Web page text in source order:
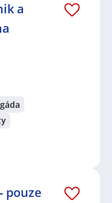
a
pouze